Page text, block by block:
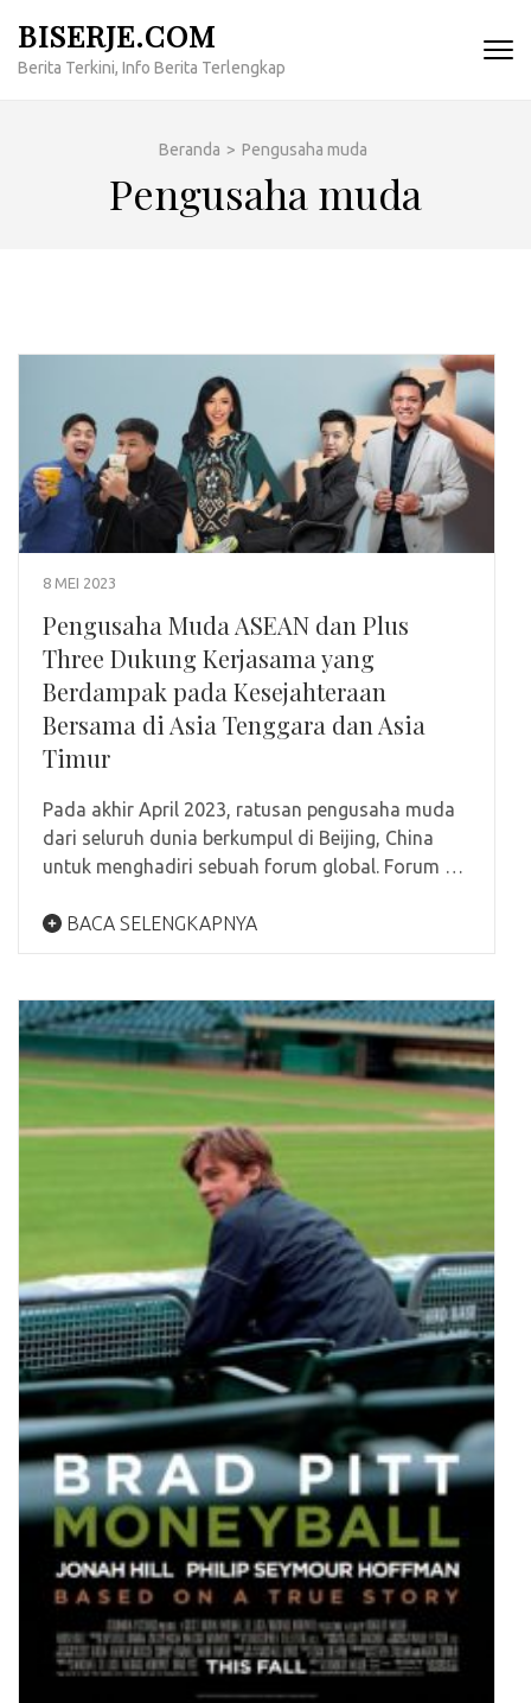
konten
BISERJE.COM
Berita Terkini, Info Berita Terlengkap
Beranda > Pengusaha muda
Pengusaha muda
8 MEI 2023
Pengusaha Muda ASEAN dan Plus
Three Dukung Kerjasama yang
Berdampak pada Kesejahteraan
Bersama di Asia Tenggara dan Asia
Timur
Pada akhir April 2023, ratusan pengusaha muda
dari seluruh dunia berkumpul di Beijing, China
untuk menghadiri sebuah forum global. Forum …
BACA SELENGKAPNYA